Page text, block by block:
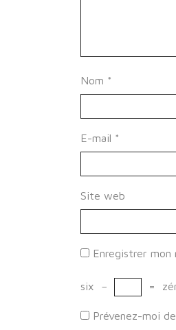
Nom *
E-mail *
Site web
Enregistrer
six − =
Prévenez-moi